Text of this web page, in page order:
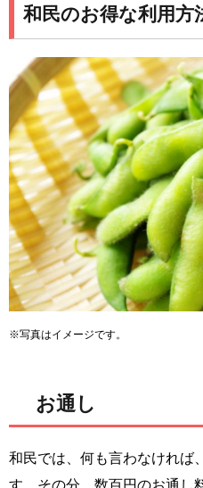
和民のお得な利用方
※写真はイメージです。
お通し
和民では、何も言わなければ